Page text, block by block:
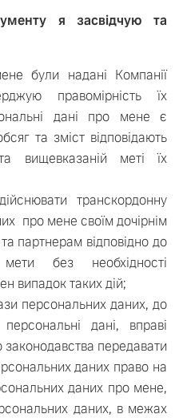
я засвідчую та
були надані Компанії
правомірність їх
дані про мене є
та зміст відповідають
вищевказаній меті їх
транскордонну
про мене своїм дочірнім
партнерам відповідно до
без необхідності
випадок таких дій;
персональних даних, до
дані, вправі
законодавства передавати
даних право на
даних про мене,
даних, в межах